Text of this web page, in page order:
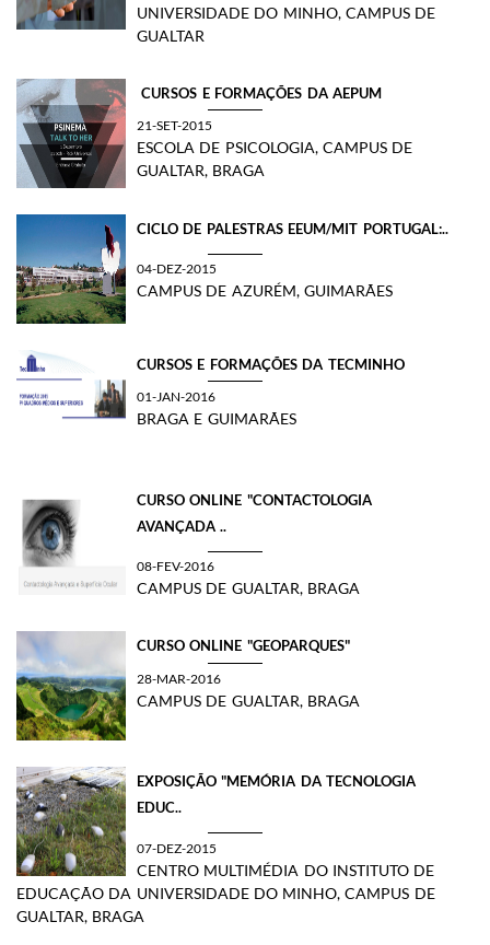
UNIVERSIDADE DO MINHO, CAMPUS DE
GUALTAR
​ CURSOS E FORMAÇÕES DA AEPUM
21-SET-2015
ESCOLA DE PSICOLOGIA, CAMPUS DE
GUALTAR, BRAGA
​CICLO DE PALESTRAS EEUM/MIT PORTUGAL:..
04-DEZ-2015
CAMPUS DE AZURÉM, GUIMARÃES
CURSOS E FORMAÇÕES DA TECMINHO
01-JAN-2016
BRAGA E GUIMARÃES
CURSO ONLINE "CONTACTOLOGIA
AVANÇADA ..
08-FEV-2016
CAMPUS DE GUALTAR, BRAGA
CURSO ONLINE "GEOPARQUES"
28-MAR-2016
CAMPUS DE GUALTAR, BRAGA
​EXPOSIÇÃO "MEMÓRIA DA TECNOLOGIA
EDUC..
07-DEZ-2015
CENTRO MULTIMÉDIA DO INSTITUTO DE
EDUCAÇÃO DA UNIVERSIDADE DO MINHO, CAMPUS DE
GUALTAR, BRAGA